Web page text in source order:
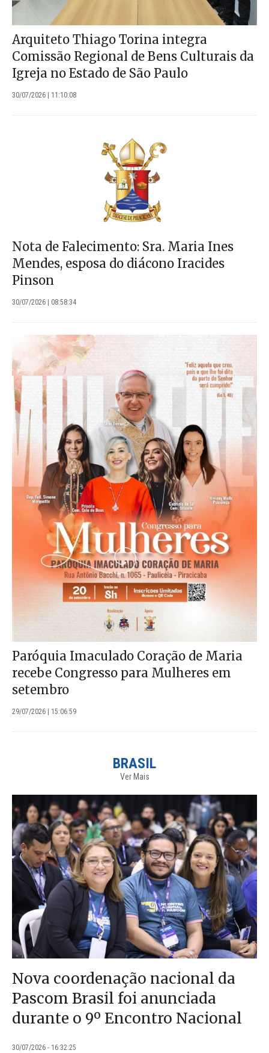
Arquiteto Thiago Torina integra
Comissão Regional de Bens Culturais da
Igreja no Estado de São Paulo
30/07/2026 | 11:10:08
Nota de Falecimento: Sra. Maria Ines
Mendes, esposa do diácono Iracides
Pinson
30/07/2026 | 08:58:34
Paróquia Imaculado Coração de Maria
recebe Congresso para Mulheres em
setembro
29/07/2026 | 15:06:59
BRASIL
Ver Mais
Nova coordenação nacional da
Pascom Brasil foi anunciada
durante o 9º Encontro Nacional
30/07/2026 - 16:32:25